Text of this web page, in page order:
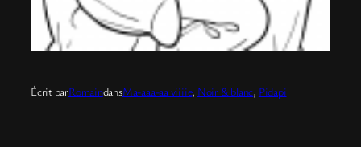
Écrit parRomaindansMa-aaa-aa viiiie, Noir & blanc, Pidapi